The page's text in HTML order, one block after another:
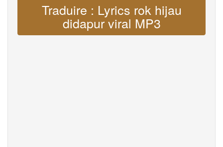
Traduire : Lyrics rok hijau
didapur viral MP3